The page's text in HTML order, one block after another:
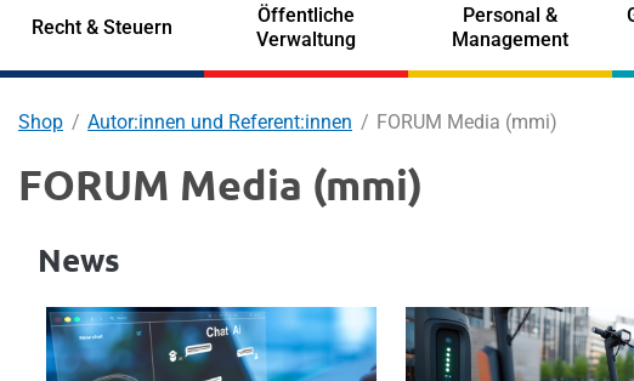
In Seminaren suchen
Recht & Steuern
Öffentliche
Verwaltung
Personal &
Management
Shop Autor:innen und Referent:innen FORUM Media (mmi)
FORUM Media (mmi)
News